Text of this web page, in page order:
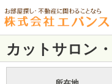
カットサロン